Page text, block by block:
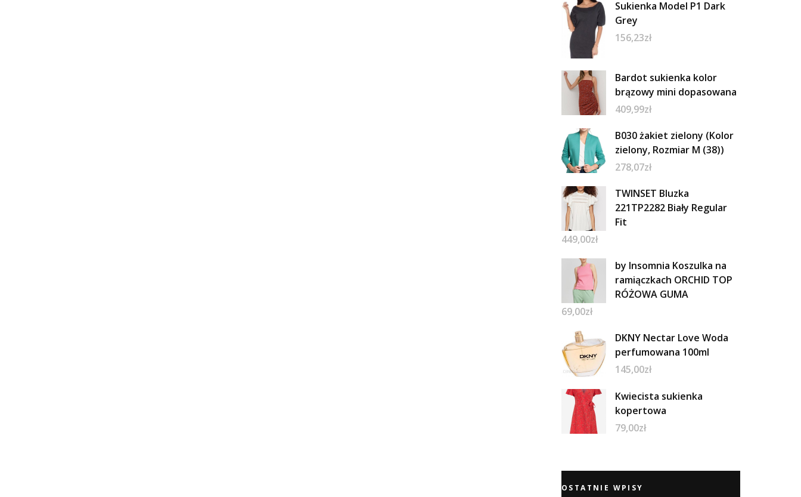
Sukienka Model P1 Dark
Grey
156,23zł
Bardot sukienka kolor
brązowy mini dopasowana
409,99zł
B030 żakiet zielony (Kolor
zielony, Rozmiar M (38))
278,07zł
TWINSET Bluzka
221TP2282 Biały Regular
Fit
449,00zł
by Insomnia Koszulka na
ramiączkach ORCHID TOP
RÓŻOWA GUMA
69,00zł
DKNY Nectar Love Woda
perfumowana 100ml
145,00zł
Kwiecista sukienka
kopertowa
79,00zł
OSTATNIE WPISY